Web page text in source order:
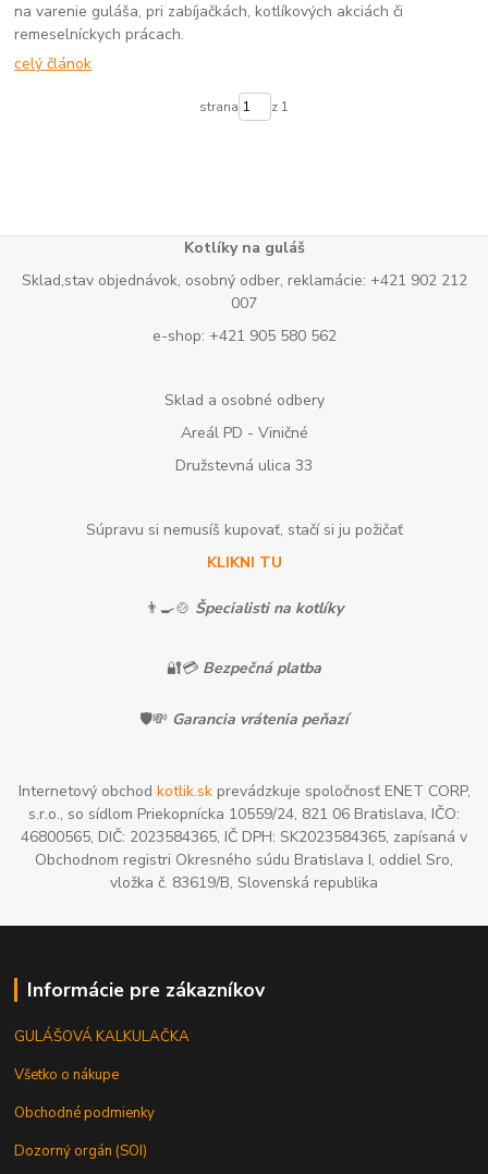
na varenie guláša, pri zabíjačkách, kotlíkových akciách či
remeselníckych prácach.
celý článok
strana z 1
Kotlíky na guláš
Sklad,stav objednávok, osobný odber, reklamácie: +421 902 212
007
e-shop: +421 905 580 562
Sklad a osobné odbery
Areál PD - Viničné
Družstevná ulica 33
Súpravu si nemusíš kupovať, stačí si ju požičať
KLIKNI TU
👨‍🍳🍲 Špecialisti na kotlíky
🔐💳 Bezpečná platba
🛡️💸 Garancia vrátenia peňazí
Internetový obchod kotlik.skprevádzkuje spoločnosť ENET CORP,
s.r.o., so sídlom Priekopnícka 10559/24, 821 06 Bratislava, IČO:
46800565, DIČ: 2023584365, IČ DPH: SK2023584365, zapísaná v
Obchodnom registri Okresného súdu Bratislava I, oddiel Sro,
vložka č. 83619/B, Slovenská republika
Informácie pre zákazníkov
GULÁŠOVÁ KALKULAČKA
Všetko o nákupe
Obchodné podmienky
Dozorný orgán (SOI)